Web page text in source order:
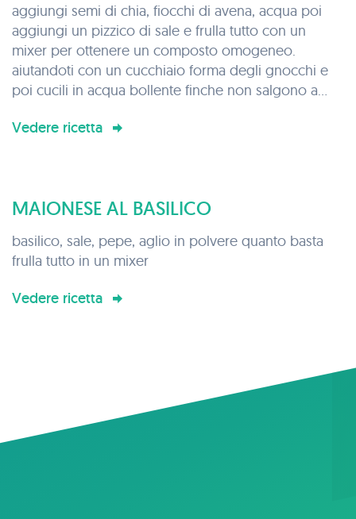
aggiungi semi di chia, fiocchi di avena, acqua poi
aggiungi un pizzico di sale e frulla tutto con un
mixer per ottenere un composto omogeneo.
aiutandoti con un cucchiaio forma degli gnocchi e
poi cucili in acqua bollente finche non salgono a
A Parte prepara le verdure con cui vuoi condirli e
Vedere ricetta
MAIONESE AL BASILICO
basilico, sale, pepe, aglio in polvere quanto basta
frulla tutto in un mixer
Vedere ricetta